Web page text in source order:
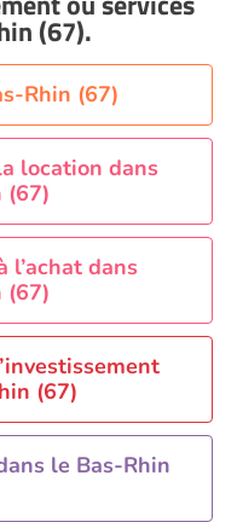
(67).
Rhin (67)
location dans
(67)
l’achat dans
(67)
(67)
le Bas-Rhin